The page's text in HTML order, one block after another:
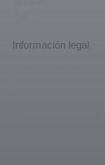
Información legal